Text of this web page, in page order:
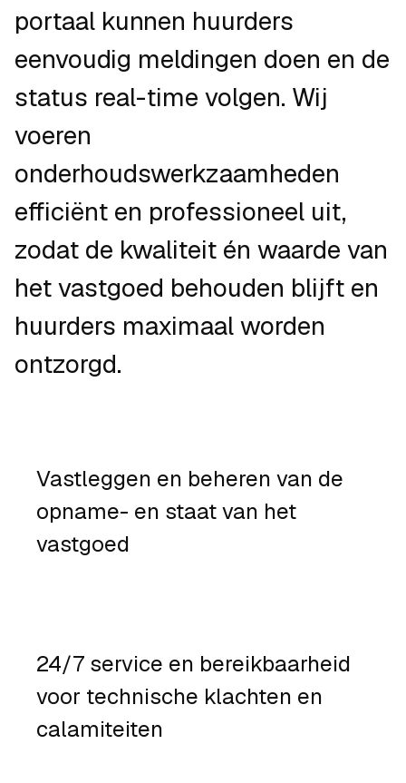
portaal kunnen huurders
eenvoudig meldingen doen en de
status real-time volgen. Wij
voeren
onderhoudswerkzaamheden
efficiënt en professioneel uit,
zodat de kwaliteit én waarde van
het vastgoed behouden blijft en
huurders maximaal worden
ontzorgd.
Vastleggen en beheren van de
opname- en staat van het
vastgoed
24/7 service en bereikbaarheid
voor technische klachten en
calamiteiten